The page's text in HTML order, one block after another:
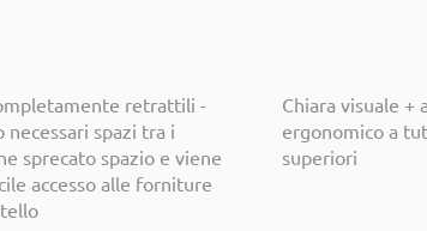
retrattili -
necessari spazi tra i
sprecato spazio e viene
accesso alle forniture
Chiara visuale +
ergonomico a
superiori